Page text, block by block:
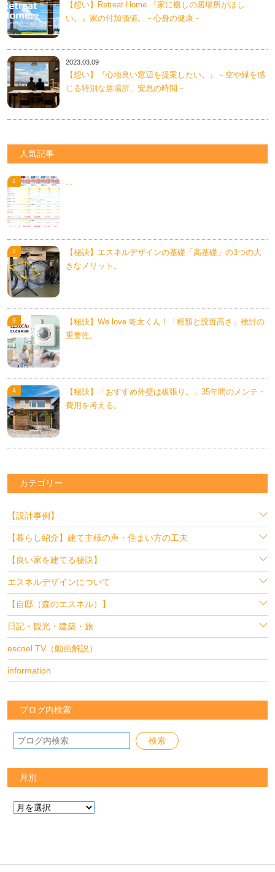
【想い】Retreat Home.『家に癒しの居場所がほし
い。』家の付加価値。－心身の健康－
2023.03.09
【想い】『心地良い窓辺を提案したい。』－空や緑を感
じる特別な居場所、安息の時間－
人気記事
【秘訣】エスネルデザインの基礎「高基礎」の3つの大
きなメリット。
【秘訣】We love 乾太くん！「種類と設置高さ」検討の
重要性。
【秘訣】「おすすめ外壁は板張り。」35年間のメンテ・
費用を考える。
カテゴリー
【設計事例】
【暮らし紹介】建て主様の声・住まい方の工夫
【良い家を建てる秘訣】
エスネルデザインについて
【自邸（森のエスネル）】
日記・観光・建築・旅
escnel TV（動画解説）
information
ブログ内検索
月別